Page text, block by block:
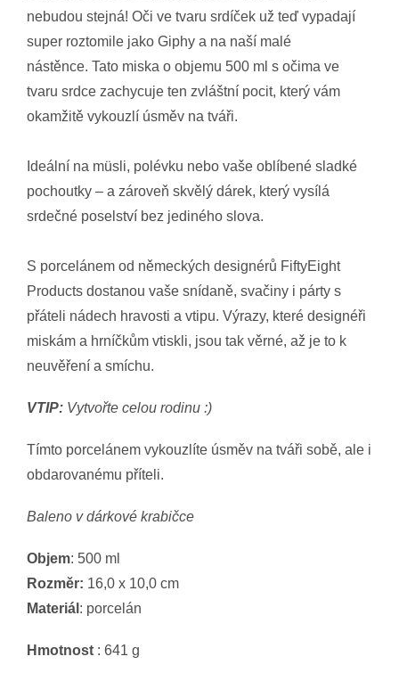
nebudou stejná! Oči ve tvaru srdíček už teď vypadají
super roztomile jako Giphy a na naší malé
nástěnce. Tato miska o objemu 500 ml s očima ve
tvaru srdce zachycuje ten zvláštní pocit, který vám
okamžitě vykouzlí úsměv na tváři.
Ideální na müsli, polévku nebo vaše oblíbené sladké
pochoutky – a zároveň skvělý dárek, který vysílá
srdečné poselství bez jediného slova.
S porcelánem od německých designérů FiftyEight
Products dostanou vaše snídaně, svačiny i párty s
přáteli nádech hravosti a vtipu. Výrazy, které designéři
miskám a hrníčkům vtiskli, jsou tak věrné, až je to k
neuvěření a smíchu.
VTIP: Vytvořte celou rodinu :)
Tímto porcelánem vykouzlíte úsměv na tváři sobě, ale i
obdarovanému příteli.
Baleno v dárkové krabičce
Objem: 500 ml
Rozměr: 16,0 x 10,0 cm
Materiál : porcelán
Hmotnost : 641 g